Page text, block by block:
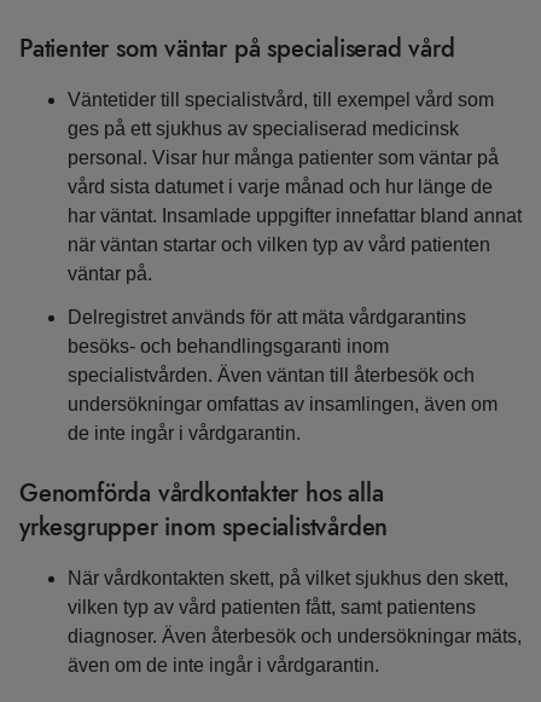
Patienter som väntar på specialiserad vård
Väntetider till specialistvård, till exempel vård som
ges på ett sjukhus av specialiserad medicinsk
personal. Visar hur många patienter som väntar på
vård sista datumet i varje månad och hur länge de
har väntat. Insamlade uppgifter innefattar bland annat
när väntan startar och vilken typ av vård patienten
väntar på.
Delregistret används för att mäta vårdgarantins
besöks- och behandlingsgaranti inom
specialistvården. Även väntan till återbesök och
undersökningar omfattas av insamlingen, även om
de inte ingår i vårdgarantin.
Genomförda vårdkontakter hos alla
yrkesgrupper inom specialistvården
När vårdkontakten skett, på vilket sjukhus den skett,
vilken typ av vård patienten fått, samt patientens
diagnoser. Även återbesök och undersökningar mäts,
även om de inte ingår i vårdgarantin.